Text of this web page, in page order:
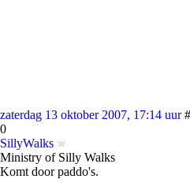
zaterdag 13 oktober 2007, 17:14 uur
0
SillyWalks
Ministry of Silly Walks
Komt door paddo's.